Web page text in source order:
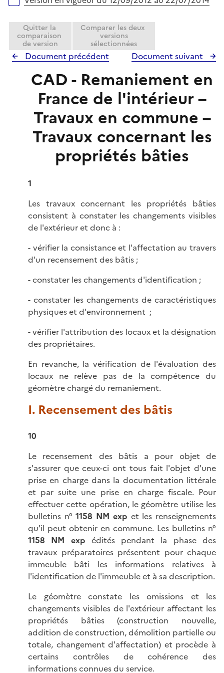
e
r
Quitter la
comparaison
de version
Comparer les deux
versions
sélectionnées
Document précédent Document suivant
CAD - Remaniement en
France de l'intérieur –
Travaux en commune –
Travaux concernant les
propriétés bâties
1
Les travaux concernant les propriétés bâties
consistent à constater les changements visibles
de l'extérieur et donc à :
- vérifier la consistance et l'affectation au travers
d'un recensement des bâtis ;
- constater les changements d'identification ;
- constater les changements de caractéristiques
physiques et d'environnement ;
- vérifier l'attribution des locaux et la désignation
des propriétaires.
En revanche, la vérification de l'évaluation des
locaux ne relève pas de la compétence du
géomètre chargé du remaniement.
I. Recensement des bâtis
10
Le recensement des bâtis a pour objet de
s'assurer que ceux-ci ont tous fait l'objet d'une
prise en charge dans la documentation littérale
et par suite une prise en charge fiscale. Pour
effectuer cette opération, le géomètre utilise les
bulletins n°1158 NM exp et les renseignements
qu'il peut obtenir en commune. Les bulletins n°
1158 NM exp édités pendant la phase des
travaux préparatoires présentent pour chaque
immeuble bâti les informations relatives à
l'identification de l'immeuble et à sa description.
Le géomètre constate les omissions et les
changements visibles de l'extérieur affectant les
propriétés bâties (construction nouvelle,
addition de construction, démolition partielle ou
totale, changement d'affectation) et procède à
certains contrôles de cohérence des
informations connues du service.